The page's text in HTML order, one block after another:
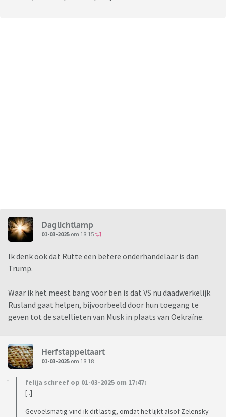
Daglichtlamp
01-03-2025 om 18:15
Ik denk ook dat Rutte een betere onderhandelaar is dan
Trump.
Waar ik het meest bang voor ben is dat VS nu daadwerkelijk
Rusland gaat helpen, bijvoorbeeld door hun toegang te
geven tot de satellieten van Musk in plaats van Oekraïne.
Herfstappeltaart
01-03-2025 om 18:18
felija schreef op 01-03-2025 om 17:47:
[..]
Gevoelsmatig vind ik dit lastig, omdat het lijkt alsof Zelensky